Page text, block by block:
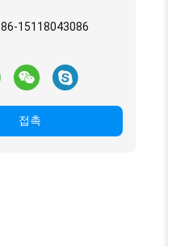
86-15118043086
접촉